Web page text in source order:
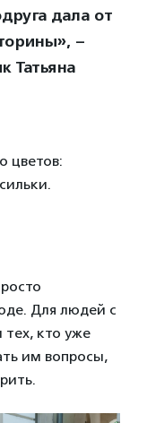
дала от
–
Татьяна
цветов:
Для людей с
тех, кто уже
им вопросы,